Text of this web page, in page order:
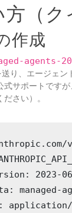
（ク
作成
agents-
り、エージェ
式サポートです
さい）。
2023-
managed-